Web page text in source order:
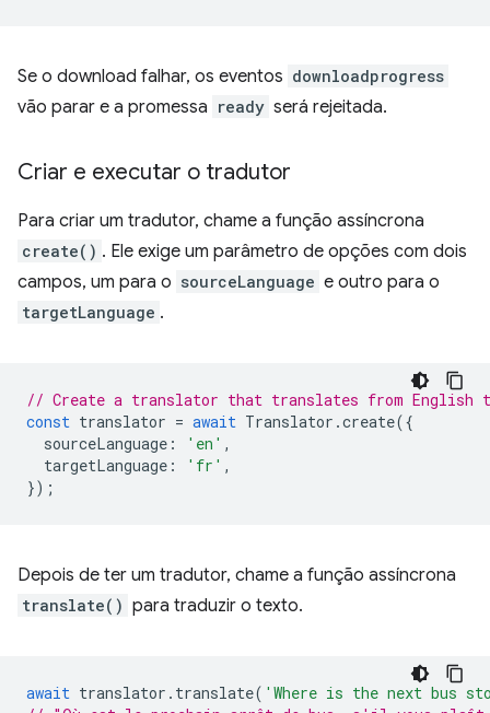
Se o download falhar, os eventos downloadprogress
vão parar e a promessa ready será rejeitada.
Criar e executar o tradutor
Para criar um tradutor, chame a função assíncrona
create() . Ele exige um parâmetro de opções com dois
campos, um para o sourceLanguage e outro para o
targetLanguage .
// Create a translator that translates from English
const translator = await Translator .create({
sourceLanguage : 'en' ,
targetLanguage : 'fr' ,
});
Depois de ter um tradutor, chame a função assíncrona
translate() para traduzir o texto.
await translator . translate( 'Where is the next bus